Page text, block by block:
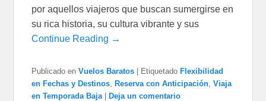
por aquellos viajeros que buscan sumergirse en
su rica historia, su cultura vibrante y sus
Continue Reading →
Publicado en Vuelos Baratos | Etiquetado Flexibilidad
en Fechas y Destinos ,Reserva con Anticipación ,Viaja
en Temporada Baja |Deja un comentario